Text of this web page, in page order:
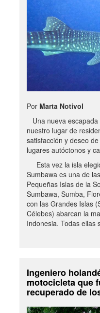
Por Marta Notivol
Una nueva
nuestro lugar de
satisfacción y deseo
lugares autóctonos y
Esta vez la isla
Sumbawa es una de
Pequeñas Islas de la
Sumbawa, Sumba,
con las Grandes Islas
Célebes) abarcan la
Indonesia. Todas
Ingeniero
motocicleta que
recuperado de